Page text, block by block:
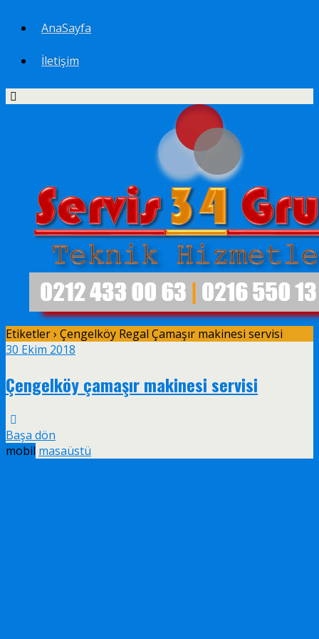
AnaSayfa
İletişim
Etiketler › Çengelköy Regal Çamaşır makinesi servisi
30 Ekim 2018
Çengelköy çamaşır makinesi servisi
Başa dön
mobil masaüstü